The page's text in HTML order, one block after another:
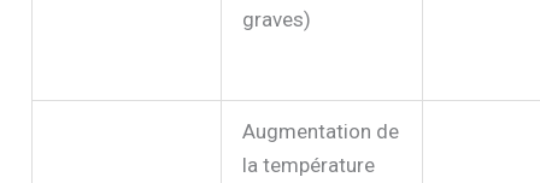
graves)
Augmentation de
la température